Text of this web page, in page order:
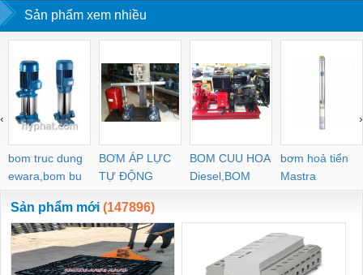
Sản phẩm xem nhiều
bom truc dung
ewara,bom bu
ewara
BƠM ÁP LỰC
TỰ ĐỘNG
BOM CUU HOA
Diesel,BOM
CHUA CHAY
bơm hoả tiển
Mastra
‹ ›
Sản phẩm mới (147896)